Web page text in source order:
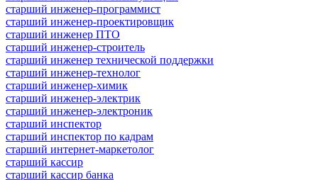
старший инженер-программист
старший инженер-проектировщик
старший инженер ПТО
старший инженер-строитель
старший инженер технической поддержки
старший инженер-технолог
старший инженер-химик
старший инженер-электрик
старший инженер-электроник
старший инспектор
старший инспектор по кадрам
старший интернет-маркетолог
старший кассир
старший кассир банка